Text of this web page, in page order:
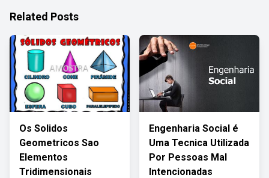
Related Posts
Os Solidos
Geometricos Sao
Elementos
Tridimensionais
Engenharia Social é
Uma Tecnica Utilizada
Por Pessoas Mal
Intencionadas